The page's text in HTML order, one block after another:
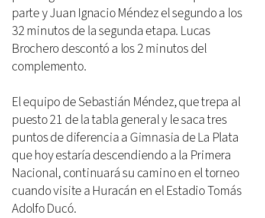
parte y Juan Ignacio Méndez el segundo a los
32 minutos de la segunda etapa. Lucas
Brochero descontó a los 2 minutos del
complemento.
El equipo de Sebastián Méndez, que trepa al
puesto 21 de la tabla general y le saca tres
puntos de diferencia a Gimnasia de La Plata
que hoy estaría descendiendo a la Primera
Nacional, continuará su camino en el torneo
cuando visite a Huracán en el Estadio Tomás
Adolfo Ducó.